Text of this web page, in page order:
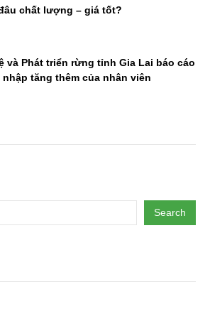
chất lượng – giá tốt?
và Phát triển rừng tỉnh Gia Lai báo cáo
tăng thêm của nhân viên
Search